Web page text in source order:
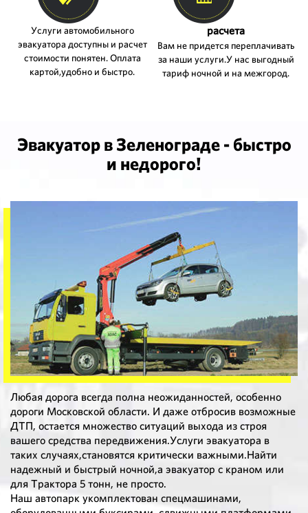
Услуги автомобильного
эвакуатора доступны и расчет
стоимости понятен. Оплата
картой,удобно и быстро.
расчета
Вам не придется переплачивать
за наши услуги.У нас выгодный
тариф ночной и на межгород.
Эвакуатор в Зеленограде - быстро
и недорого!
Любая дорога всегда полна неожиданностей, особенно
дороги Московской области. И даже отбросив возможные
ДТП, остается множество ситуаций выхода из строя
вашего средства передвижения.Услуги эвакуатора в
таких случаях,становятся критически важными.Найти
надежный и быстрый ночной,а эвакуатор с краном или
для Трактора 5 тонн, не просто.
Наш автопарк укомплектован спецмашинами,